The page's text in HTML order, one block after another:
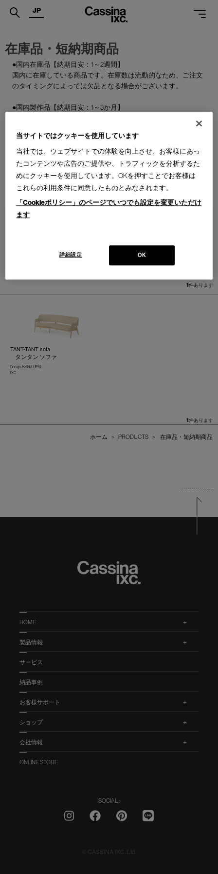
.
SERVICES
SUPPORT
SHOPS
CATALOGUES
PROFESSIONAL
JP
在庫品・短納期商品
●国内在庫品【納期目安：1～2週間】
国内に在庫している商品です。在庫数は流動的なため、ご注文
のタイミングによっては欠品となる場合がございます。
●国内製作品【納期目安：1～3か月】
●特別在庫品【納期目安：1～2週間】
通常はお届けまで約6か月を要する輸入商品の一部を、期間限
定で国内在庫としてご用意しております。数量限定のため、な
くなり次第終了となります。
1件あります
TANT-TANT sofa
タンタン ソファ
Design : KANJI UEKI
IXC
1件あります
ホーム > PRODUCTS > 在庫品・短納期商品
HOME
製品情報
サービス
納品事例
お客様サポート
ショップ
会社情報
ONLINE STORE
SOCIAL :
© CASSINA IXC. Ltd.
当サイトではクッキーを使用しています
当社では、ウェブサイトでの体験を向上させ、お客様にあっ
たコンテンツや広告のご提供や、トラフィックを分析するた
めにクッキーを使用しています。OKを押すことでお客様は
これらの利用条件に同意したものとみなされます。
「Cookieポリシー」のページでいつでも設定を変更いただけ
ます
OK
詳細設定